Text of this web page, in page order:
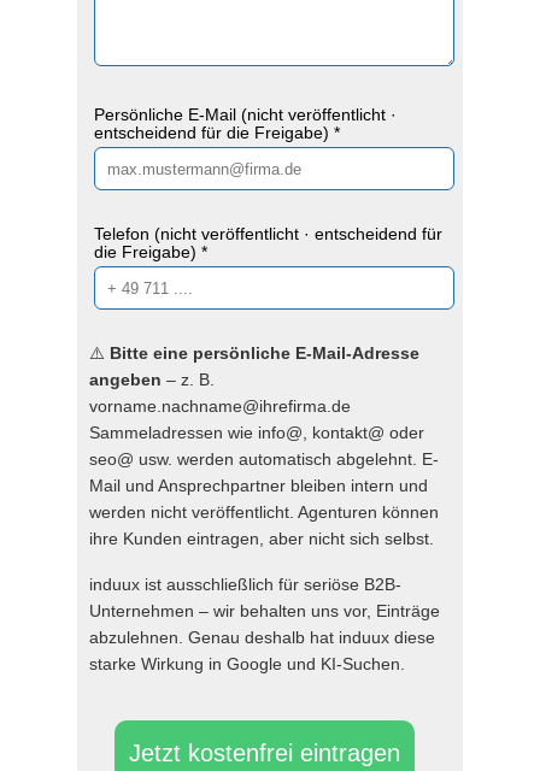
Persönliche E-Mail (nicht veröffentlicht ·
entscheidend für die Freigabe) *
Telefon (nicht veröffentlicht · entscheidend für
die Freigabe) *
Jetzt kostenfrei eintragen
⚠️ Bitte eine persönliche E-Mail-Adresse
angeben – z. B.
vorname.nachname@ihrefirma.de
Sammeladressen wie info@, kontakt@ oder
seo@ usw. werden automatisch abgelehnt. E-
Mail und Ansprechpartner bleiben intern und
werden nicht veröffentlicht. Agenturen können
ihre Kunden eintragen, aber nicht sich selbst.
induux ist ausschließlich für seriöse B2B-
Unternehmen – wir behalten uns vor, Einträge
abzulehnen. Genau deshalb hat induux diese
starke Wirkung in Google und KI-Suchen.